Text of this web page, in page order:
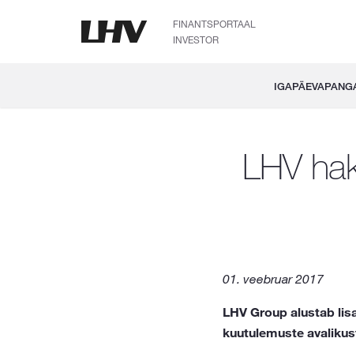
FINANTSPORTAAL
INVESTOR
LHV
01. veebruar 2017
LHV Group alustab
kuutulemuste